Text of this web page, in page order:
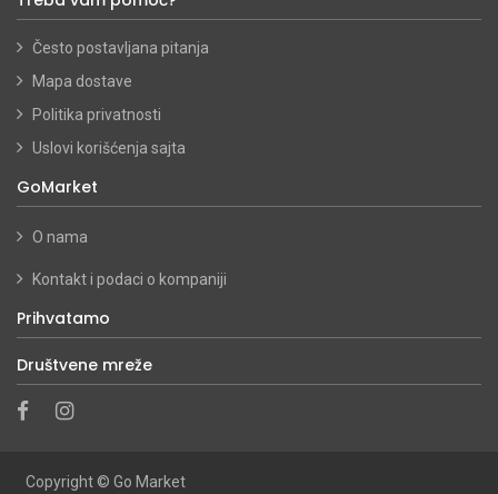
Često postavljana pitanja
Mapa dostave
Politika privatnosti
Uslovi korišćenja sajta
GoMarket
O nama
Kontakt i podaci o kompaniji
Prihvatamo
Društvene mreže
Copyright © Go Market